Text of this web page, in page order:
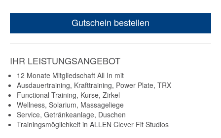
Gutschein bestellen
IHR LEISTUNGSANGEBOT
12 Monate Mitgliedschaft All In mit
Ausdauertraining, Krafttraining, Power Plate, TRX
Functional Training, Kurse, Zirkel
Wellness, Solarium, Massageliege
Service, Getränkeanlage, Duschen
Trainingsmöglichkeit in ALLEN Clever Fit Studios